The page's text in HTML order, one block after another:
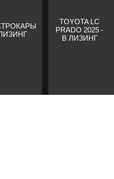
TOYOTA LC
PRADO 2025 -
В ЛИЗИНГ